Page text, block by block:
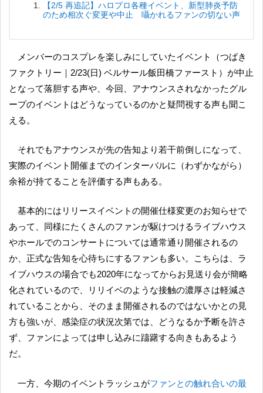
【2/5 再追記】ハロプロ各種イベント、新型肺炎予防
のため相次ぐ変更や中止 囁かれるファンの切ない声
メンバーのコスプレを楽しみにしていたイベント（つばき
ファクトリー｜2/23(日) ベルサール飯田橋ファースト）が中止
となって落胆する声や、今回、アナウンスされなかったグル
ープのイベントはどうなっているのかと疑問視する声も聞こ
える。
それでもアナウンスが先の告知より若干前倒しになって、
実際のイベント開催までのインターバルに（わずかながら）
余裕が持てることを評価する声もある。
基本的にはリリースイベントの開催仕様変更のお知らせで
あって、同様にたくさんのファンが駆けつけるライブハウス
やホールでのコンサートについては通常通り開催されるの
か、正式な告知を心待ちにするファンも多い。こちらは、ラ
イブハウスの場合でも2020年になってからお見送り会が簡略
化されているので、リリイベのような接触の濃厚さは軽減さ
れていることから、そのまま開催されるのではないかとの見
方も強いが、感染症の状況次第では、どうなるか予断を許さ
ず、ファンによっては申し込みに躊躇する向きもあるよう
だ。
一方、今期のイベントラッシュがファンとの触れ合いの最